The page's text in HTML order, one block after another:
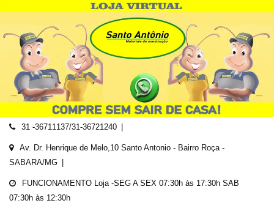
content
31 -36711137/31-36721240
Av. Dr. Henrique de Melo,10 Santo Antonio - Bairro Roça -
SABARA/MG
FUNCIONAMENTO Loja -SEG A SEX 07:30h às 17:30h SAB
07:30h às 12:30h